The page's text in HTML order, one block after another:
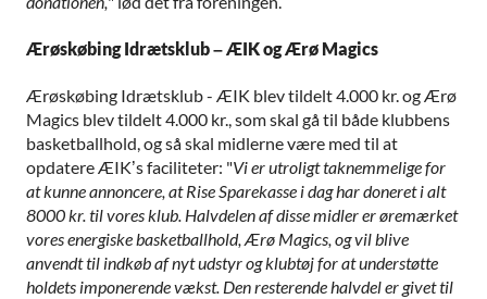
Ærøskøbing Idrætsklub – ÆIK og Ærø Magics
Ærøskøbing Idrætsklub - ÆIK blev tildelt 4.000 kr. og Ærø
Magics blev tildelt 4.000 kr., som skal gå til både klubbens
basketballhold, og så skal midlerne være med til at
opdatere ÆIK’s faciliteter: "Vi er utroligt taknemmelige for
at kunne annoncere, at Rise Sparekasse i dag har doneret i alt
8000 kr. til vores klub. Halvdelen af disse midler er øremærket
vores energiske basketballhold, Ærø Magics, og vil blive
anvendt til indkøb af nyt udstyr og klubtøj for at understøtte
holdets imponerende vækst. Den resterende halvdel er givet til